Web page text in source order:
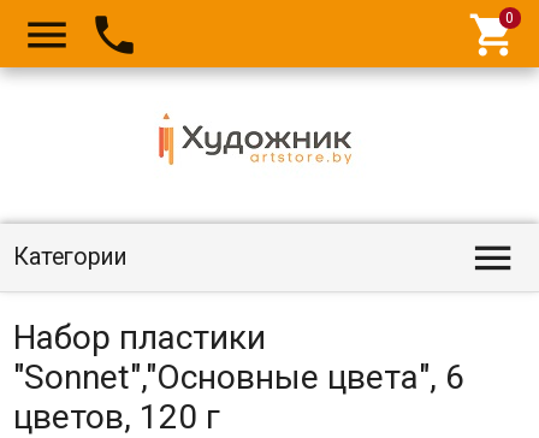
  
Категории 
Набор пластики
"Sonnet","Основные цвета", 6
цветов, 120 г